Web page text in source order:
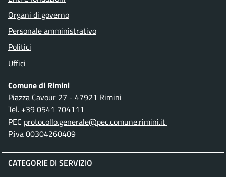
Organi di governo
Personale amministrativo
Politici
Uffici
Comune di Rimini
Piazza Cavour 27 - 47921 Rimini
Tel. +39 0541 704111
PEC protocollo.generale@pec.comune.rimini.it
P.iva 00304260409
CATEGORIE DI SERVIZIO